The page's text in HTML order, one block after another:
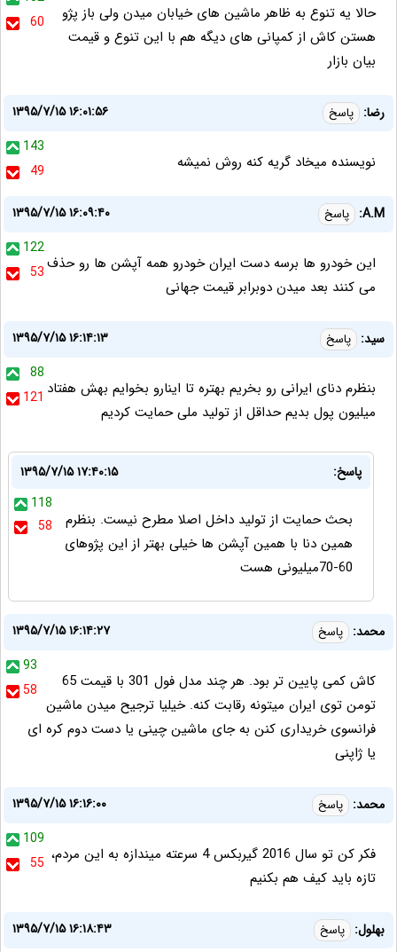
60
حالا یه تنوع به ظاهر ماشین های خیابان میدن ولی باز پژو
هستن کاش از کمپانی های دیگه هم با این تنوع و قیمت
بیان بازار
رضا: پاسخ
۱۳۹۵/۷/۱۵ ۱۶:۰۱:۵۶
143
49
نویسنده میخاد گریه کنه روش نمیشه
A.M: پاسخ
۱۳۹۵/۷/۱۵ ۱۶:۰۹:۴۰
122
53این خودرو ها برسه دست ایران خودرو همه آپشن ها رو حذف
می کنند بعد میدن دوبرابر قیمت جهانی
سید: پاسخ
۱۳۹۵/۷/۱۵ ۱۶:۱۴:۱۳
88
121 بنظرم دنای ایرانی رو بخریم بهتره تا اینارو بخوایم بهش هفتاد
میلیون پول بدیم حداقل از تولید ملی حمایت کردیم
پاسخ:
۱۳۹۵/۷/۱۵ ۱۷:۴۰:۱۵
118
58
بحث حمایت از تولید داخل اصلا مطرح نیست. بنظرم
همین دنا با همین آپشن ها خیلی بهتر از این پژوهای
60-70میلیونی هست
محمد: پاسخ
۱۳۹۵/۷/۱۵ ۱۶:۱۴:۲۷
93
58
کاش کمی پایین تر بود. هر چند مدل فول 301 با قیمت 65
تومن توی ایران میتونه رقابت کنه. خیلیا ترجیح میدن ماشین
فرانسوی خریداری کنن به جای ماشین چینی یا دست دوم کره ای
یا ژاپنی
محمد: پاسخ
۱۳۹۵/۷/۱۵ ۱۶:۱۶:۰۰
109
55 فکر کن تو سال 2016 گیربکس 4 سرعته میندازه به این مردم،
تازه باید کیف هم بکنیم
بهلول: پاسخ ۱۳۹۵/۷/۱۵ ۱۶:۱۸:۴۳